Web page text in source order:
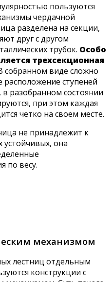
пользуются
чердачной
разделена на секции,
друг с другом
трубок. Особо
трехсекционная
собранном виде сложно
расположение ступеней
разобранном состоянии
при этом каждая
четко на своем месте.
не принадлежит к
устойчивых, она
по весу.
механизмом
лестниц отдельным
конструкции с